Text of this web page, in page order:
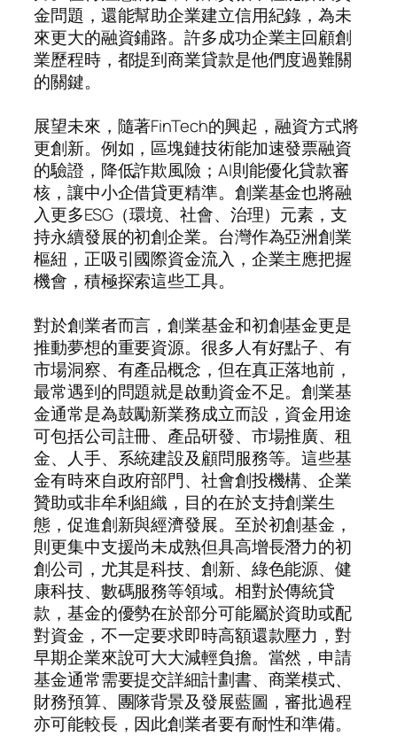
金問題，還能幫助企業建立信用紀錄，為未
來更大的融資鋪路。許多成功企業主回顧創
業歷程時，都提到商業貸款是他們度過難關
的關鍵。
展望未來，隨著FinTech的興起，融資方式將
更創新。例如，區塊鏈技術能加速發票融資
的驗證，降低詐欺風險；AI則能優化貸款審
核，讓中小企借貸更精準。創業基金也將融
入更多ESG（環境、社會、治理）元素，支
持永續發展的初創企業。台灣作為亞洲創業
樞紐，正吸引國際資金流入，企業主應把握
機會，積極探索這些工具。
對於創業者而言，創業基金和初創基金更是
推動夢想的重要資源。很多人有好點子、有
市場洞察、有產品概念，但在真正落地前，
最常遇到的問題就是啟動資金不足。創業基
金通常是為鼓勵新業務成立而設，資金用途
可包括公司註冊、產品研發、市場推廣、租
金、人手、系統建設及顧問服務等。這些基
金有時來自政府部門、社會創投機構、企業
贊助或非牟利組織，目的在於支持創業生
態，促進創新與經濟發展。至於初創基金，
則更集中支援尚未成熟但具高增長潛力的初
創公司，尤其是科技、創新、綠色能源、健
康科技、數碼服務等領域。相對於傳統貸
款，基金的優勢在於部分可能屬於資助或配
對資金，不一定要求即時高額還款壓力，對
早期企業來說可大大減輕負擔。當然，申請
基金通常需要提交詳細計劃書、商業模式、
財務預算、團隊背景及發展藍圖，審批過程
亦可能較長，因此創業者要有耐性和準備。